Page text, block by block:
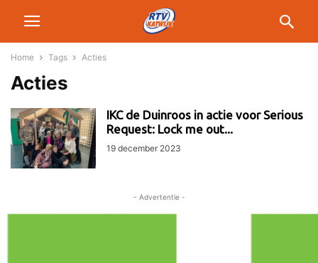
Home Tags Acties
Acties
IKC de Duinroos in actie voor Serious
Request: Lock me out...
19 december 2023
- Advertentie -